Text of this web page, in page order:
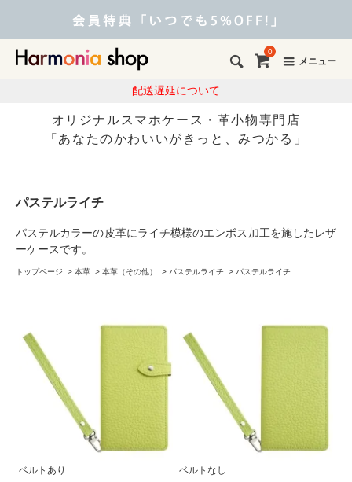
メニュー
0
配送遅延について
オリジナルスマホケース・革小物専門店
「あなたのかわいいがきっと、みつかる」
パステルライチ
パステルカラーの皮革にライチ模様のエンボス加工を施したレザ
ーケースです。
トップページ > 本革 > 本革（その他） > パステルライチ > パステルライチ
ベルトあり ベルトなし